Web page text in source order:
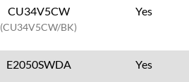
CU34V5CW
(CU34V5CW/BK)
Yes
E2050SWDA Yes